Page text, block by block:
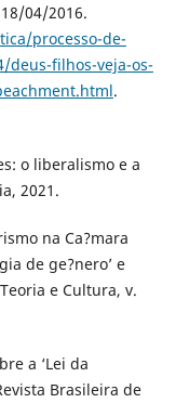
04/2016.
processo-de-
deus-filhos-veja-os-
.
o liberalismo e a
2021.
na Ca?mara
de ge?nero’ e
e Cultura, v.
a ‘Lei da
Brasileira de